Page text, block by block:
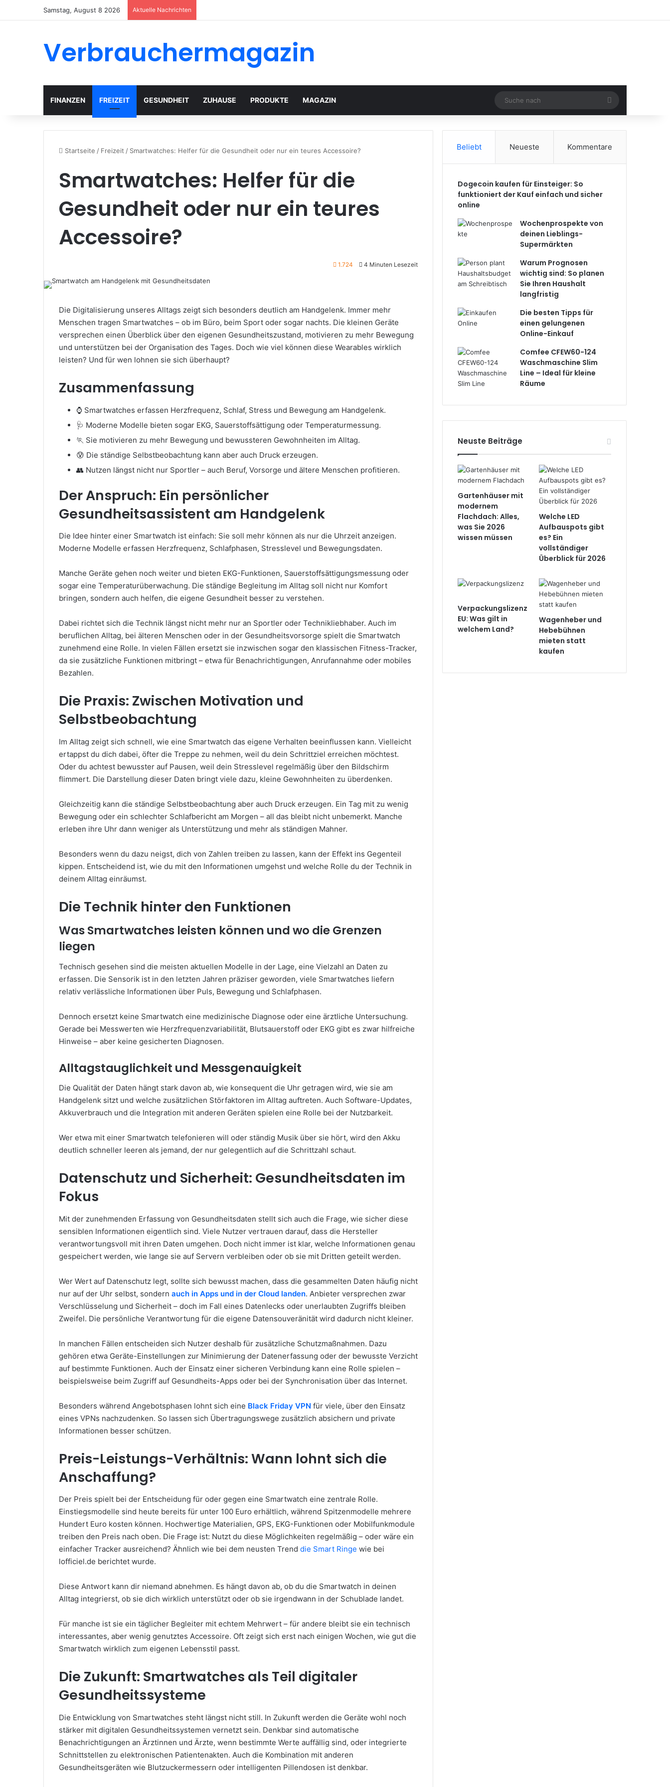
Samstag, August 8 2026 Aktuelle Nachrichten
Verbrauchermagazin
FINANZEN FREIZEIT GESUNDHEIT ZUHAUSE PRODUKTE MAGAZIN
Suche
nach
Startseite / Freizeit / Smartwatches: Helfer für die Gesundheit oder nur ein teures Accessoire?
Smartwatches: Helfer für die
Gesundheit oder nur ein teures
Accessoire?
1.724 4 Minuten Lesezeit
Die Digitalisierung unseres Alltags zeigt sich besonders deutlich am Handgelenk. Immer mehr
Menschen tragen Smartwatches – ob im Büro, beim Sport oder sogar nachts. Die kleinen Geräte
versprechen einen Überblick über den eigenen Gesundheitszustand, motivieren zu mehr Bewegung
und unterstützen bei der Organisation des Tages. Doch wie viel können diese Wearables wirklich
leisten? Und für wen lohnen sie sich überhaupt?
Zusammenfassung
⌚ Smartwatches erfassen Herzfrequenz, Schlaf, Stress und Bewegung am Handgelenk.
🩺 Moderne Modelle bieten sogar EKG, Sauerstoffsättigung oder Temperaturmessung.
🏃 Sie motivieren zu mehr Bewegung und bewussteren Gewohnheiten im Alltag.
😰 Die ständige Selbstbeobachtung kann aber auch Druck erzeugen.
👥 Nutzen längst nicht nur Sportler – auch Beruf, Vorsorge und ältere Menschen profitieren.
Der Anspruch: Ein persönlicher
Gesundheitsassistent am Handgelenk
Die Idee hinter einer Smartwatch ist einfach: Sie soll mehr können als nur die Uhrzeit anzeigen.
Moderne Modelle erfassen Herzfrequenz, Schlafphasen, Stresslevel und Bewegungsdaten.
Manche Geräte gehen noch weiter und bieten EKG-Funktionen, Sauerstoffsättigungsmessung oder
sogar eine Temperaturüberwachung. Die ständige Begleitung im Alltag soll nicht nur Komfort
bringen, sondern auch helfen, die eigene Gesundheit besser zu verstehen.
Dabei richtet sich die Technik längst nicht mehr nur an Sportler oder Technikliebhaber. Auch im
beruflichen Alltag, bei älteren Menschen oder in der Gesundheitsvorsorge spielt die Smartwatch
zunehmend eine Rolle. In vielen Fällen ersetzt sie inzwischen sogar den klassischen Fitness-Tracker,
da sie zusätzliche Funktionen mitbringt – etwa für Benachrichtigungen, Anrufannahme oder mobiles
Bezahlen.
Die Praxis: Zwischen Motivation und
Selbstbeobachtung
Im Alltag zeigt sich schnell, wie eine Smartwatch das eigene Verhalten beeinflussen kann. Vielleicht
ertappst du dich dabei, öfter die Treppe zu nehmen, weil du dein Schrittziel erreichen möchtest.
Oder du achtest bewusster auf Pausen, weil dein Stresslevel regelmäßig über den Bildschirm
flimmert. Die Darstellung dieser Daten bringt viele dazu, kleine Gewohnheiten zu überdenken.
Gleichzeitig kann die ständige Selbstbeobachtung aber auch Druck erzeugen. Ein Tag mit zu wenig
Bewegung oder ein schlechter Schlafbericht am Morgen – all das bleibt nicht unbemerkt. Manche
erleben ihre Uhr dann weniger als Unterstützung und mehr als ständigen Mahner.
Besonders wenn du dazu neigst, dich von Zahlen treiben zu lassen, kann der Effekt ins Gegenteil
kippen. Entscheidend ist, wie du mit den Informationen umgehst und welche Rolle du der Technik in
deinem Alltag einräumst.
Die Technik hinter den Funktionen
Was Smartwatches leisten können und wo die Grenzen
liegen
Technisch gesehen sind die meisten aktuellen Modelle in der Lage, eine Vielzahl an Daten zu
erfassen. Die Sensorik ist in den letzten Jahren präziser geworden, viele Smartwatches liefern
relativ verlässliche Informationen über Puls, Bewegung und Schlafphasen.
Dennoch ersetzt keine Smartwatch eine medizinische Diagnose oder eine ärztliche Untersuchung.
Gerade bei Messwerten wie Herzfrequenzvariabilität, Blutsauerstoff oder EKG gibt es zwar hilfreiche
Hinweise – aber keine gesicherten Diagnosen.
Alltagstauglichkeit und Messgenauigkeit
Die Qualität der Daten hängt stark davon ab, wie konsequent die Uhr getragen wird, wie sie am
Handgelenk sitzt und welche zusätzlichen Störfaktoren im Alltag auftreten. Auch Software-Updates,
Akkuverbrauch und die Integration mit anderen Geräten spielen eine Rolle bei der Nutzbarkeit.
Wer etwa mit einer Smartwatch telefonieren will oder ständig Musik über sie hört, wird den Akku
deutlich schneller leeren als jemand, der nur gelegentlich auf die Schrittzahl schaut.
Datenschutz und Sicherheit: Gesundheitsdaten im
Fokus
Mit der zunehmenden Erfassung von Gesundheitsdaten stellt sich auch die Frage, wie sicher diese
sensiblen Informationen eigentlich sind. Viele Nutzer vertrauen darauf, dass die Hersteller
verantwortungsvoll mit ihren Daten umgehen. Doch nicht immer ist klar, welche Informationen genau
gespeichert werden, wie lange sie auf Servern verbleiben oder ob sie mit Dritten geteilt werden.
Wer Wert auf Datenschutz legt, sollte sich bewusst machen, dass die gesammelten Daten häufig nicht
nur auf der Uhr selbst, sondern auch in Apps und in der Cloud landen. Anbieter versprechen zwar
Verschlüsselung und Sicherheit – doch im Fall eines Datenlecks oder unerlaubten Zugriffs bleiben
Zweifel. Die persönliche Verantwortung für die eigene Datensouveränität wird dadurch nicht kleiner.
In manchen Fällen entscheiden sich Nutzer deshalb für zusätzliche Schutzmaßnahmen. Dazu
gehören etwa Geräte-Einstellungen zur Minimierung der Datenerfassung oder der bewusste Verzicht
auf bestimmte Funktionen. Auch der Einsatz einer sicheren Verbindung kann eine Rolle spielen –
beispielsweise beim Zugriff auf Gesundheits-Apps oder bei der Synchronisation über das Internet.
Besonders während Angebotsphasen lohnt sich eine Black Friday VPN für viele, über den Einsatz
eines VPNs nachzudenken. So lassen sich Übertragungswege zusätzlich absichern und private
Informationen besser schützen.
Preis-Leistungs-Verhältnis: Wann lohnt sich die
Anschaffung?
Der Preis spielt bei der Entscheidung für oder gegen eine Smartwatch eine zentrale Rolle.
Einstiegsmodelle sind heute bereits für unter 100 Euro erhältlich, während Spitzenmodelle mehrere
Hundert Euro kosten können. Hochwertige Materialien, GPS, EKG-Funktionen oder Mobilfunkmodule
treiben den Preis nach oben. Die Frage ist: Nutzt du diese Möglichkeiten regelmäßig – oder wäre ein
einfacher Tracker ausreichend? Ähnlich wie bei dem neusten Trend die Smart Ringe wie bei
lofficiel.de berichtet wurde.
Diese Antwort kann dir niemand abnehmen. Es hängt davon ab, ob du die Smartwatch in deinen
Alltag integrierst, ob sie dich wirklich unterstützt oder ob sie irgendwann in der Schublade landet.
Für manche ist sie ein täglicher Begleiter mit echtem Mehrwert – für andere bleibt sie ein technisch
interessantes, aber wenig genutztes Accessoire. Oft zeigt sich erst nach einigen Wochen, wie gut die
Smartwatch wirklich zum eigenen Lebensstil passt.
Die Zukunft: Smartwatches als Teil digitaler
Gesundheitssysteme
Die Entwicklung von Smartwatches steht längst nicht still. In Zukunft werden die Geräte wohl noch
stärker mit digitalen Gesundheitssystemen vernetzt sein. Denkbar sind automatische
Benachrichtigungen an Ärztinnen und Ärzte, wenn bestimmte Werte auffällig sind, oder integrierte
Schnittstellen zu elektronischen Patientenakten. Auch die Kombination mit anderen
Gesundheitsgeräten wie Blutzuckermessern oder intelligenten Pillendosen ist denkbar.
Beliebt Neueste Kommentare
Dogecoin kaufen für Einsteiger: So
funktioniert der Kauf einfach und sicher
online
Wochenprospekte von
deinen Lieblings-
Supermärkten
Warum Prognosen
wichtig sind: So planen
Sie Ihren Haushalt
langfristig
Die besten Tipps für
einen gelungenen
Online-Einkauf
Comfee CFEW60-124
Waschmaschine Slim
Line – Ideal für kleine
Räume
Neuste Beiträge
Gartenhäuser mit
modernem
Flachdach: Alles,
was Sie 2026
wissen müssen
Welche LED
Aufbauspots gibt
es? Ein
vollständiger
Überblick für 2026
Verpackungslizenz
EU: Was gilt in
welchem Land?
Wagenheber und
Hebebühnen
mieten statt
kaufen